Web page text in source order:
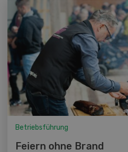
Betriebsführung
Feiern ohne Brand